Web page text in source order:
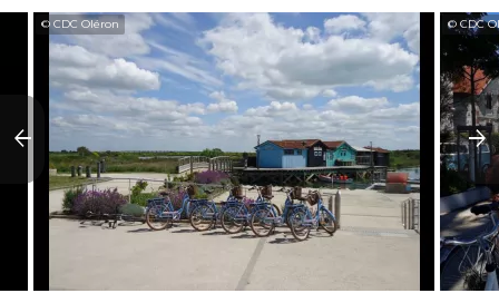
© CDC Oléron © CDC